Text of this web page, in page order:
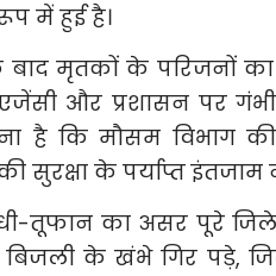
में हुई है।
मृतकों के परिजनों का
एजेंसी और प्रशासन पर
है कि मौसम विभाग
सुरक्षा के पर्याप्त इंतजाम
तूफान का असर पूरे
के खंभे गिर पड़े,